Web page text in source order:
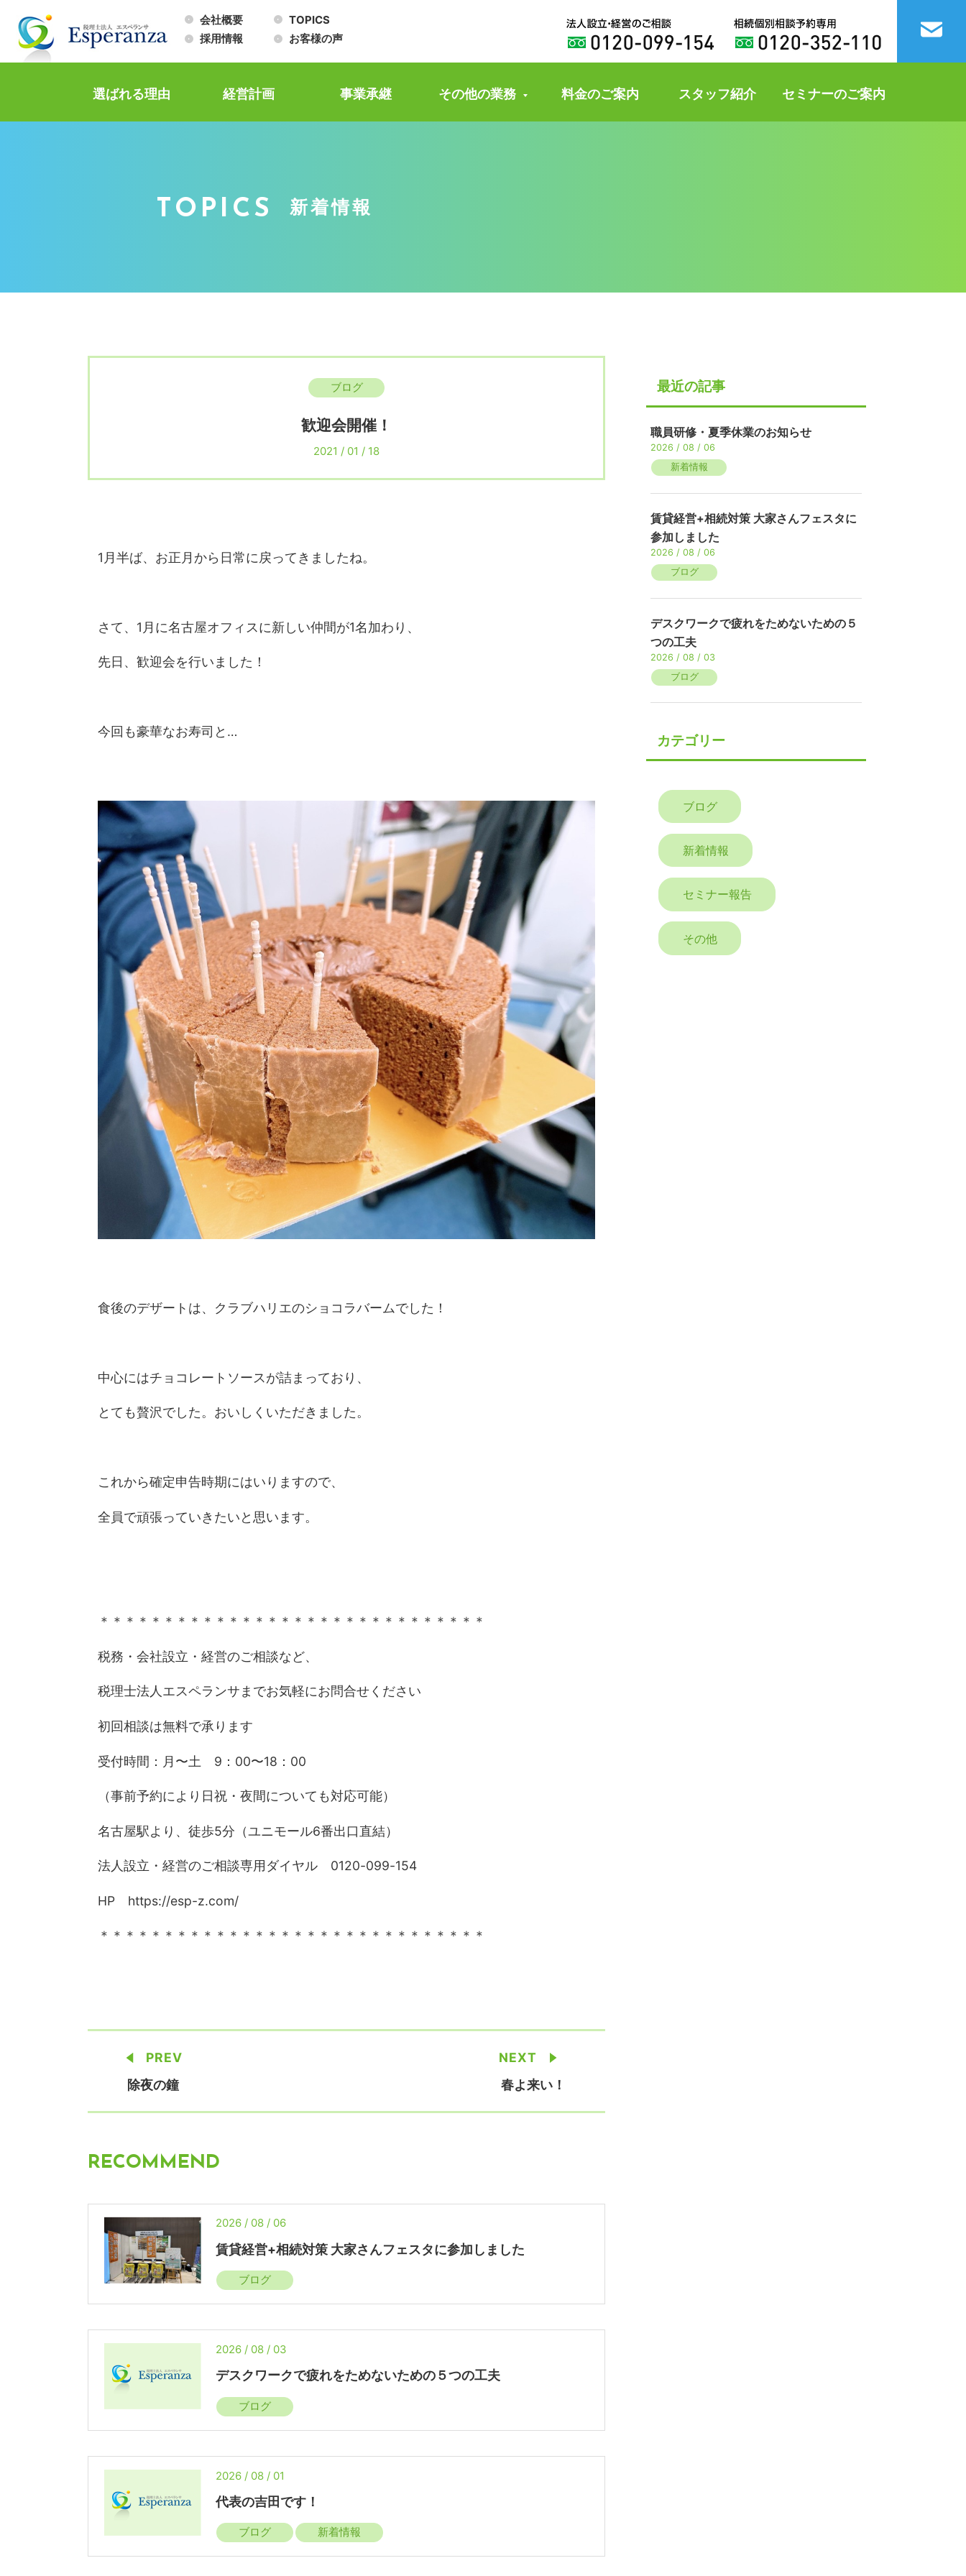
会社概要
TOPICS
採用情報
お客様の声
選ばれる理由 経営計画 事業承継 その他の業務 料金のご案内 スタッフ紹介 セミナーのご案内
TOPICS 新着情報
ブログ
歓迎会開催！
2021 / 01 / 18
1月半ば、お正月から日常に戻ってきましたね。
さて、1月に名古屋オフィスに新しい仲間が1名加わり、
先日、歓迎会を行いました！
今回も豪華なお寿司と…
食後のデザートは、クラブハリエのショコラバームでした！
中心にはチョコレートソースが詰まっており、
とても贅沢でした。おいしくいただきました。
これから確定申告時期にはいりますので、
全員で頑張っていきたいと思います。
＊＊＊＊＊＊＊＊＊＊＊＊＊＊＊＊＊＊＊＊＊＊＊＊＊＊＊＊＊＊
税務・会社設立・経営のご相談など、
税理士法人エスペランサまでお気軽にお問合せください
初回相談は無料で承ります
受付時間：月〜土 9：00〜18：00
（事前予約により日祝・夜間についても対応可能）
名古屋駅より、徒歩5分（ユニモール6番出口直結）
法人設立・経営のご相談専用ダイヤル 0120-099-154
HP https://esp-z.com/
＊＊＊＊＊＊＊＊＊＊＊＊＊＊＊＊＊＊＊＊＊＊＊＊＊＊＊＊＊＊
PREV
除夜の鐘
NEXT
春よ来い！
RECOMMEND
2026 / 08 / 06
賃貸経営+相続対策 大家さんフェスタに参加しました
ブログ
2026 / 08 / 03
デスクワークで疲れをためないための５つの工夫
ブログ
2026 / 08 / 01
代表の吉田です！
ブログ 新着情報
最近の記事
職員研修・夏季休業のお知らせ
2026 / 08 / 06
新着情報
賃貸経営+相続対策 大家さんフェスタに
参加しました
2026 / 08 / 06
ブログ
デスクワークで疲れをためないための５
つの工夫
2026 / 08 / 03
ブログ
カテゴリー
ブログ
新着情報
セミナー報告
その他